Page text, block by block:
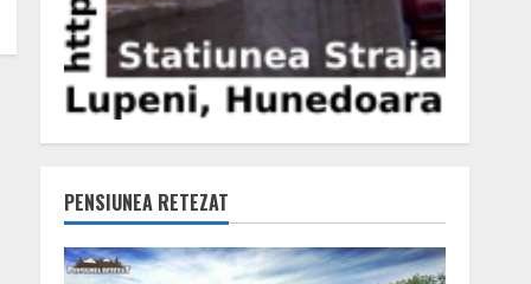
PENSIUNEA RETEZAT